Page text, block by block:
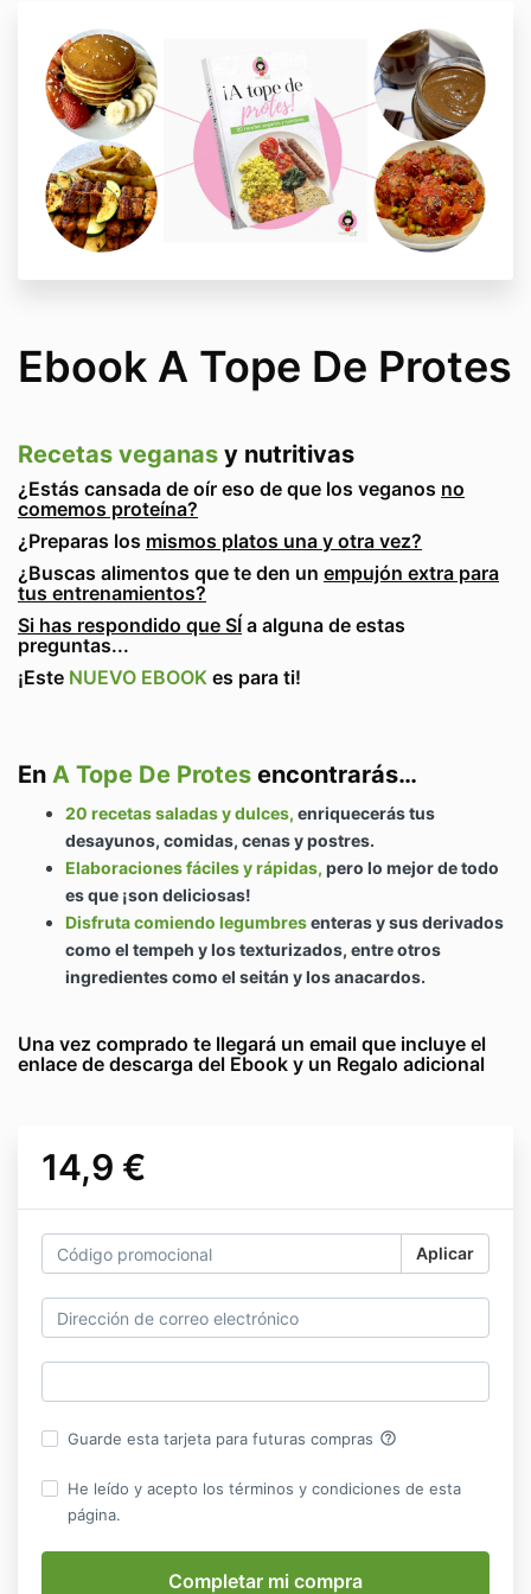
Ebook A Tope De Protes
Recetas veganas y nutritivas
¿Estás cansada de oír eso de que los veganos no
comemos proteína?
¿Preparas los mismos platos una y otra vez?
¿Buscas alimentos que te den un empujón extra para
tus entrenamientos?
Si has respondido que SÍ a alguna de estas
preguntas...
¡Este NUEVO EBOOK es para ti!
En A Tope De Protes encontrarás…
20 recetas saladas y dulces, enriquecerás tus
desayunos, comidas, cenas y postres.
Elaboraciones fáciles y rápidas, pero lo mejor de todo
es que ¡son deliciosas!
Disfruta comiendo legumbresenteras y sus derivados
como el tempeh y los texturizados, entre otros
ingredientes como el seitán y los anacardos.
Una vez comprado te llegará un email que incluye el
enlace de descarga del Ebook y un Regalo adicional
14,9 €
Aplicar
Guarde esta tarjeta para futuras compras help_outline
He leído y acepto los términos y condiciones de esta
página.